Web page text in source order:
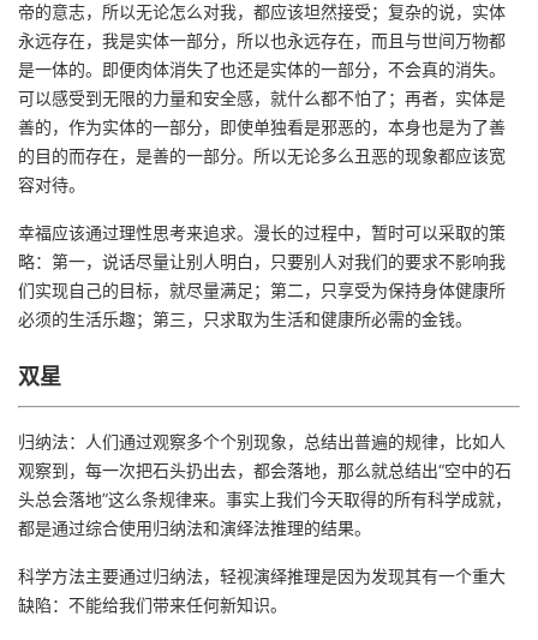
帝的意志，所以无论怎么对我，都应该坦然接受；复杂的说，实体
永远存在，我是实体一部分，所以也永远存在，而且与世间万物都
是一体的。即便肉体消失了也还是实体的一部分，不会真的消失。
可以感受到无限的力量和安全感，就什么都不怕了；再者，实体是
善的，作为实体的一部分，即使单独看是邪恶的，本身也是为了善
的目的而存在，是善的一部分。所以无论多么丑恶的现象都应该宽
容对待。
幸福应该通过理性思考来追求。漫长的过程中，暂时可以采取的策
略：第一，说话尽量让别人明白，只要别人对我们的要求不影响我
们实现自己的目标，就尽量满足；第二，只享受为保持身体健康所
必须的生活乐趣；第三，只求取为生活和健康所必需的金钱。
双星
归纳法：人们通过观察多个个别现象，总结出普遍的规律，比如人
观察到，每一次把石头扔出去，都会落地，那么就总结出“空中的石
头总会落地”这么条规律来。事实上我们今天取得的所有科学成就，
都是通过综合使用归纳法和演绎法推理的结果。
科学方法主要通过归纳法，轻视演绎推理是因为发现其有一个重大
缺陷：不能给我们带来任何新知识。